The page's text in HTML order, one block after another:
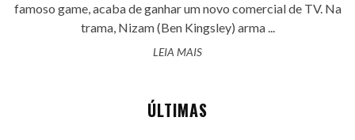
famoso game, acaba de ganhar um novo comercial de TV. Na
trama, Nizam (Ben Kingsley) arma ...
LEIA MAIS
ÚLTIMAS